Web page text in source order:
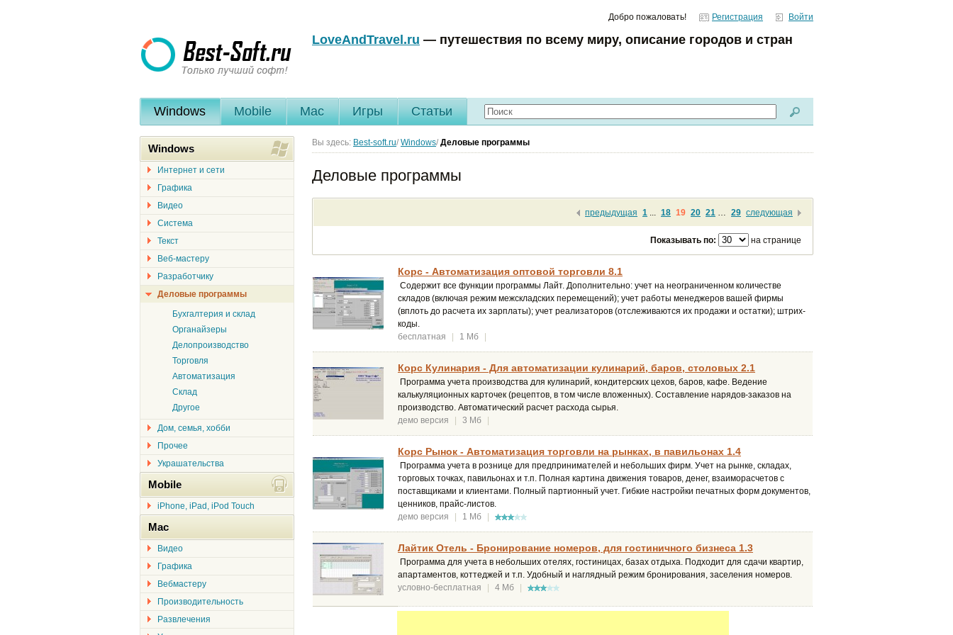
Добро пожаловать! Регистрация Войти
LoveAndTravel.ru — путешествия по всему миру, описание городов и стран
Windows Mobile Mac Игры Статьи
Вы здесь: Best-soft.ru/ Windows/ Деловые программы
Деловые программы
предыдущая 1 18 19 20 21 29 следующая
Показывать по: на странице
Корс - Автоматизация оптовой торговли 8.1
Содержит все функции программы Лайт. Дополнительно: учет на неограниченном количестве
складов (включая режим межскладских перемещений); учет работы менеджеров вашей фирмы
(вплоть до расчета их зарплаты); учет реализаторов (отслеживаются их продажи и остатки); штрих-
коды.
бесплатная
1 Мб
Корс Кулинария - Для автоматизации кулинарий, баров, столовых 2.1
Программа учета производства для кулинарий, кондитерских цехов, баров, кафе. Ведение
калькуляционных карточек (рецептов, в том числе вложенных). Составление нарядов-заказов на
производство. Автоматический расчет расхода сырья.
демо версия
3 Мб
Корс Рынок - Автоматизация торговли на рынках, в павильонах 1.4
Программа учета в рознице для предпринимателей и небольших фирм. Учет на рынке, складах,
торговых точках, павильонах и т.п. Полная картина движения товаров, денег, взаиморасчетов с
поставщиками и клиентами. Полный партионный учет. Гибкие настройки печатных форм документов,
ценников, прайс-листов.
демо версия
1 Мб
Лайтик Отель - Бронирование номеров, для гостиничного бизнеса 1.3
Программа для учета в небольших отелях, гостиницах, базах отдыха. Подходит для сдачи квартир,
апартаментов, коттеджей и т.п. Удобный и наглядный режим бронирования, заселения номеров.
условно-бесплатная
4 Мб
Windows
Интернет и сети
Графика
Видео
Система
Текст
Веб-мастеру
Разработчику
Деловые программы
Бухгалтерия и склад
Органайзеры
Делопроизводство
Торговля
Автоматизация
Склад
Другое
Дом, семья, хобби
Прочее
Украшательства
Mobile
iPhone, iPad, iPod Touch
Mac
Видео
Графика
Вебмастеру
Производительность
Развлечения